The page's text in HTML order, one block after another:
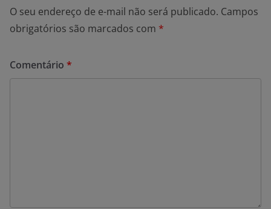
O seu endereço de e-mail não será publicado. Campos
obrigatórios são marcados com *
Comentário *